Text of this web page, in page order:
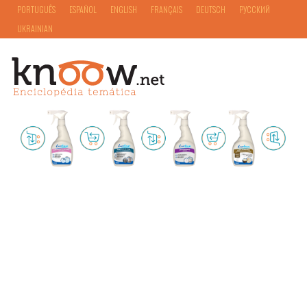
PORTUGUÊS ESPAÑOL ENGLISH FRANÇAIS DEUTSCH
РУССКИЙ
UKRAINIAN